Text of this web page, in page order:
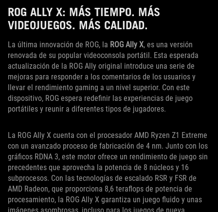
ROG ALLY X: MÁS TIEMPO. MÁS
VIDEOJUEGOS. MÁS CALIDAD.
La última innovación de ROG, la ROG Ally X, es una versión
renovada de su popular videoconsola portátil. Esta esperada
actualización de la ROG Ally original introduce una serie de
mejoras para responder a los comentarios de los usuarios y
llevar el rendimiento gaming a un nivel superior. Con este
dispositivo, ROG espera redefinir las experiencias de juego
portátiles y reunir a diferentes tipos de jugadores.
La ROG Ally X cuenta con el procesador AMD Ryzen Z1 Extreme
con un avanzado proceso de fabricación de 4 nm. Junto con los
gráficos RDNA 3, este motor ofrece un rendimiento de juego sin
precedentes que aprovecha la potencia de 8 núcleos y 16
subprocesos. Con las tecnologías de escalado RSR y FSR de
AMD Radeon, que proporciona 8,6 teraflops de potencia de
procesamiento, la ROG Ally X garantiza un juego fluido y unas
imágenes asombrosas, incluso para los juegos de nueva